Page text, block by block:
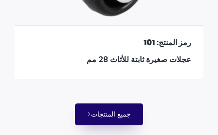
رمز المنتج: 101
عجلات صغيرة ثابتة للأثاث 28 مم
جميع المنتجات